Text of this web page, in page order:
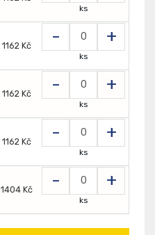
ks
1162 Kč - +
ks
1162 Kč - +
ks
1162 Kč - +
ks
1404 Kč - +
ks